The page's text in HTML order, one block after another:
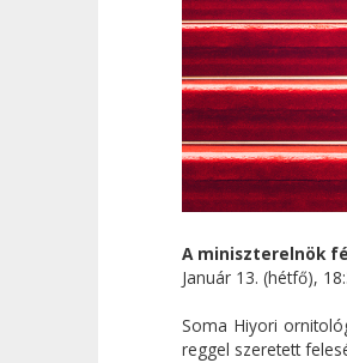
A miniszterelnök
Január 13. (hétfő),
Soma Hiyori
reggel szeretett